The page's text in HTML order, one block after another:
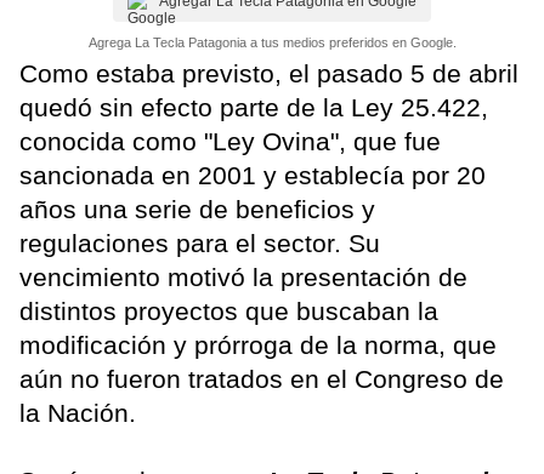
Agrega La Tecla Patagonia a tus medios preferidos en Google.
Como estaba previsto, el pasado 5 de abril
quedó sin efecto parte de la Ley 25.422,
conocida como "Ley Ovina", que fue
sancionada en 2001 y establecía por 20
años una serie de beneficios y
regulaciones para el sector. Su
vencimiento motivó la presentación de
distintos proyectos que buscaban la
modificación y prórroga de la norma, que
aún no fueron tratados en el Congreso de
la Nación.